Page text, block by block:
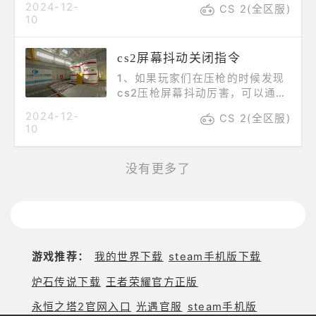
输入“cl_showfps1”来显示当前
tick等信息。5.输入
“fps_max100”来限制最高fps刷
新率为每秒100帧。
2024-12-
10
CS 2(全区服)
cs2屏幕抖动关闭指令
1、如果玩家们在压枪的时候发现
cs2压枪屏幕抖动厉害，可以通过
动指令viewmodel_recoli03、
的~键打开控制台，输入代码后就
2024-12-
10
CS 2(全区服)
没有更多了
游戏推荐： 我的世界下载 steam手机版下载
炉石传说下载 王者荣耀官方正版
永恒之塔2官网入口
光遇官服 steam手机版